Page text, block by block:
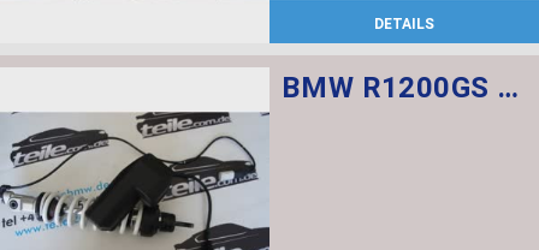
DETAILS
BMW R1200GS Federbein vorn ESA